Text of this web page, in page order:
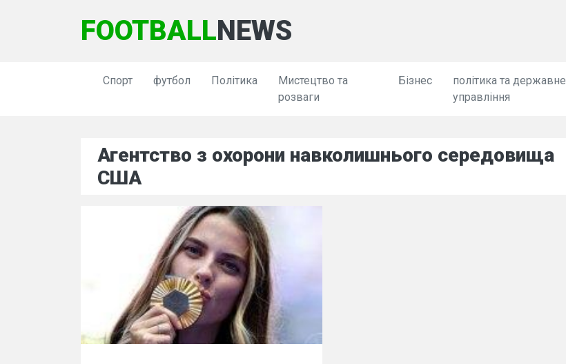
FOOTBALLNEWS
Спорт футбол Політика
Мистецтво та
розваги
Бізнес
політика та державне
управління
Агентство з охорони навколишнього середовища
США